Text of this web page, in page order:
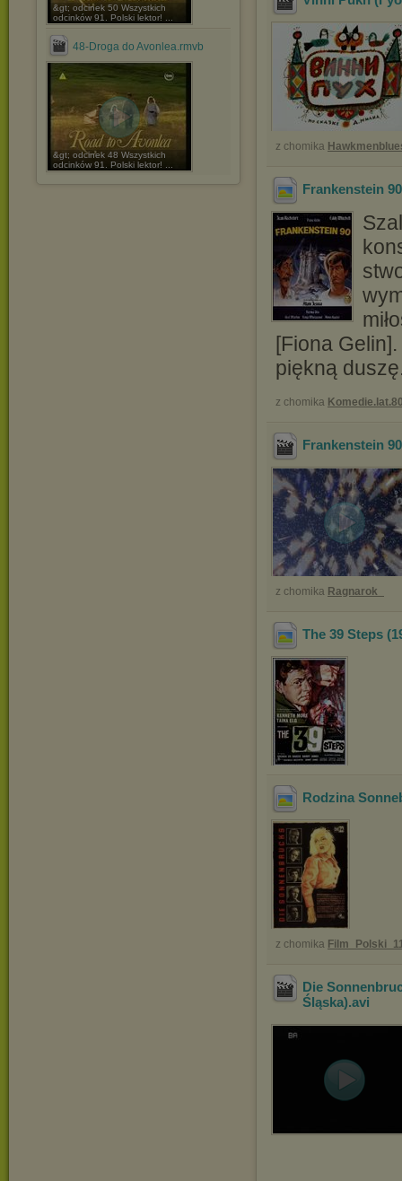
&gt; odcinek 50 Wszystkich
odcinków 91. Polski lektor! ...
48-Droga do Avonlea.rmvb
&gt; odcinek 48 Wszystkich
odcinków 91. Polski lektor! ...
z chomika
Frankenstein
[Fiona
piękną
z chomika
Frankenstein
z chomika Ragnarok_
The 39 Steps
Rodzina
z chomika
Die
Śląska).avi